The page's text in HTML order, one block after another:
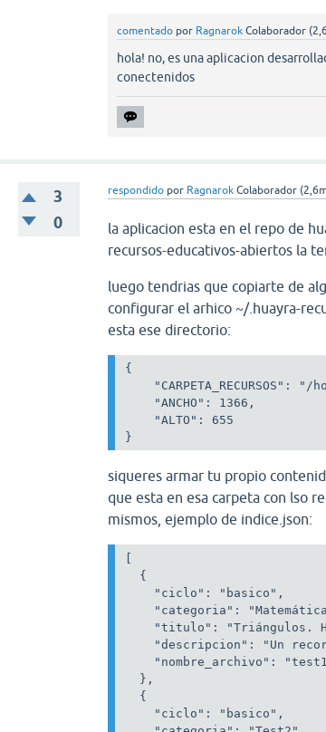
comentado por Ragnarok Colaborador (
hola! no, es una aplicacion
conectenidos
3
0
respondido por Ragnarok Colaborador (
la aplicacion esta en el repo de
recursos-educativos-abiertos la
luego tendrias que copiarte de
configurar el arhico ~/.huayra-
esta ese directorio:
{
"CARPETA_RECURSOS": "/
    "ANCHO": 1366,
    "ALTO": 655
siqueres armar tu propio
que esta en esa carpeta con lso
mismos, ejemplo de indice.json:
[
  {
    "ciclo": "basico",
"categoria":
"titulo": "Triángulos.
"descripcion": "Un
"nombre_archivo":
  },
  {
    "ciclo": "basico",